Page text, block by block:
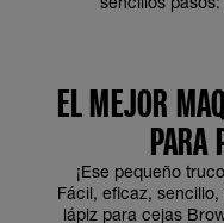
EL MEJOR
PARA
¡Ese pequeño
Fácil, eficaz,
lápiz para cejas